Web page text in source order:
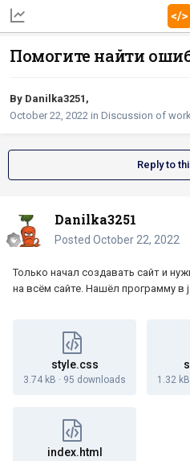
Помогите найти
By Danilka3251 ,
October 22, 2022 in Discussion of
Reply to
Danilka3251
Posted October 22, 2022
Только начал создавать сайт и
на всём сайте. Нашёл программу в
style.css
3.74 kB · 95 downloads 1.32 kB
index.html